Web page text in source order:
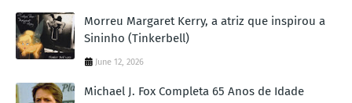
Morreu Margaret Kerry, a atriz que inspirou a
Sininho (Tinkerbell)
June 12, 2026
Michael J. Fox Completa 65 Anos de Idade